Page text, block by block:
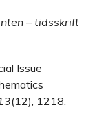
– tidsskrift
Issue
(12), 1218.